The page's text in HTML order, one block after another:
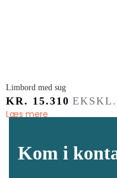
Limbord med sug
KR. 15.310
Læs mere
Kom i